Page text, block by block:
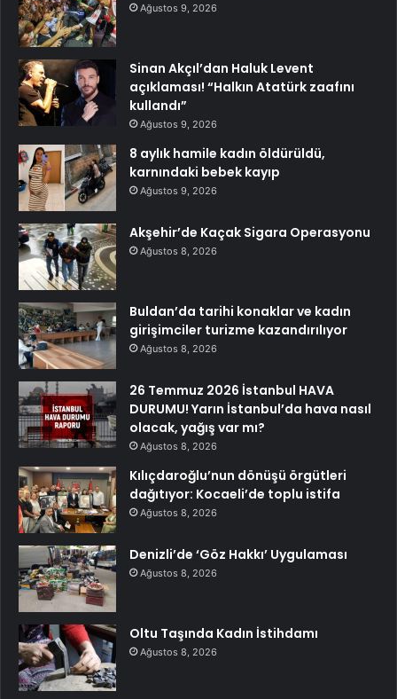
Ağustos 9, 2026
Sinan Akçıl’dan Haluk Levent
açıklaması! “Halkın Atatürk zaafını
kullandı”
Ağustos 9, 2026
8 aylık hamile kadın öldürüldü,
karnındaki bebek kayıp
Ağustos 9, 2026
Akşehir’de Kaçak Sigara Operasyonu
Ağustos 8, 2026
Buldan’da tarihi konaklar ve kadın
girişimciler turizme kazandırılıyor
Ağustos 8, 2026
26 Temmuz 2026 İstanbul HAVA
DURUMU! Yarın İstanbul’da hava nasıl
olacak, yağış var mı?
Ağustos 8, 2026
Kılıçdaroğlu’nun dönüşü örgütleri
dağıtıyor: Kocaeli’de toplu istifa
Ağustos 8, 2026
Denizli’de ‘Göz Hakkı’ Uygulaması
Ağustos 8, 2026
Oltu Taşında Kadın İstihdamı
Ağustos 8, 2026